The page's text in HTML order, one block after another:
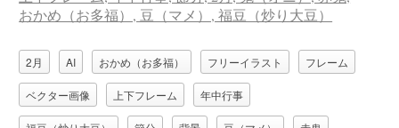
2月 AI おかめ（お多福） フリーイラスト フレーム
ベクター画像 上下フレーム 年中行事